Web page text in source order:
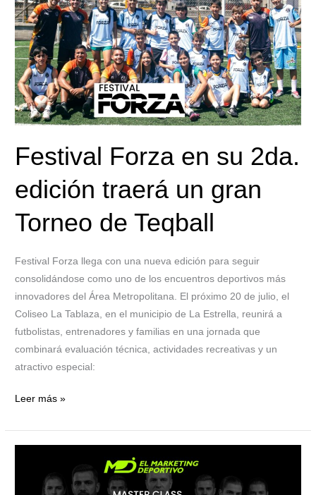
Festival Forza en su 2da.
edición traerá un gran
Torneo de Teqball
Festival Forza llega con una nueva edición para seguir
consolidándose como uno de los encuentros deportivos más
innovadores del Área Metropolitana. El próximo 20 de julio, el
Coliseo La Tablaza, en el municipio de La Estrella, reunirá a
futbolistas, entrenadores y familias en una jornada que
combinará evaluación técnica, actividades recreativas y un
atractivo especial:
en
su
2da.
edición
traerá
un
gran
de
Teqball
Leer más »